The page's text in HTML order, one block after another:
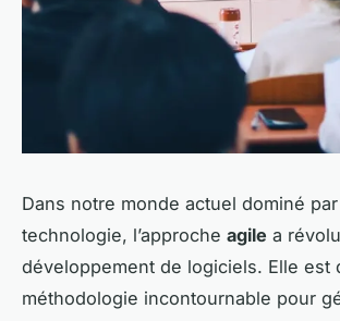
Dans notre monde actuel dominé
technologie, l’approche agile a
développement de logiciels. Elle est
méthodologie incontournable pour